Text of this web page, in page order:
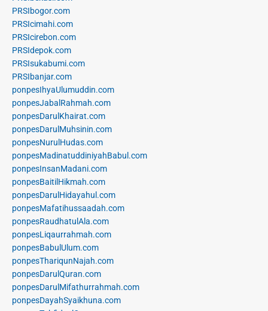
PRSIbogor.com
PRSIcimahi.com
PRSIcirebon.com
PRSIdepok.com
PRSIsukabumi.com
PRSIbanjar.com
ponpesIhyaUlumuddin.com
ponpesJabalRahmah.com
ponpesDarulKhairat.com
ponpesDarulMuhsinin.com
ponpesNurulHudas.com
ponpesMadinatuddiniyahBabul.com
ponpesInsanMadani.com
ponpesBaitilHikmah.com
ponpesDarulHidayahul.com
ponpesMafatihussaadah.com
ponpesRaudhatulAla.com
ponpesLiqaurrahmah.com
ponpesBabulUlum.com
ponpesThariqunNajah.com
ponpesDarulQuran.com
ponpesDarulMifathurrahmah.com
ponpesDayahSyaikhuna.com